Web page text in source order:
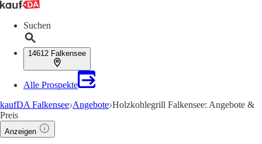
Suchen
14612 Falkensee
Alle Prospekte
kaufDA Falkensee Angebote Holzkohlegrill Falkensee: Angebote &
Preis
Anzeigen